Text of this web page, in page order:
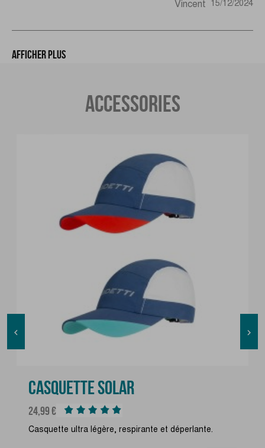
Vincent 15/12/2024
Afficher plus
ACCESSORIES

CASQUETTE SOLAR
Prix
24,99 €
Casquette ultra légère, respirante et déperlante.
